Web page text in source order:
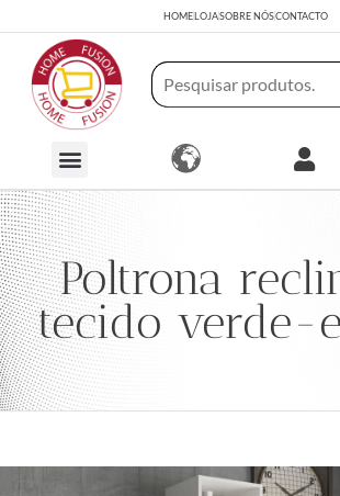
HOMELOJASOBRE NÓSCONTACTO
Poltrona
tecido verde-